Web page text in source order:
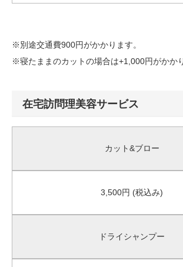
※別途交通費900円がかかります。
※寝たままのカットの場合は+1,000円がかか
在宅訪問理美容サービス
カット&ブロー
3,500円 (税込み)
ドライシャンプー